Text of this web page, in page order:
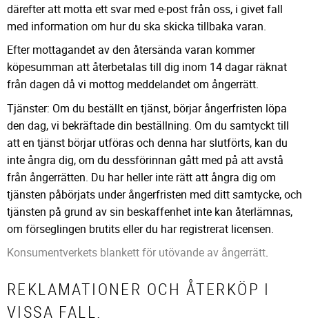
därefter att motta ett svar med e-post från oss, i givet fall
med information om hur du ska skicka tillbaka varan.
Efter mottagandet av den återsända varan kommer
köpesumman att återbetalas till dig inom 14 dagar räknat
från dagen då vi mottog meddelandet om ångerrätt.
Tjänster: Om du beställt en tjänst, börjar ångerfristen löpa
den dag, vi bekräftade din beställning. Om du samtyckt till
att en tjänst börjar utföras och denna har slutförts, kan du
inte ångra dig, om du dessförinnan gått med på att avstå
från ångerrätten. Du har heller inte rätt att ångra dig om
tjänsten påbörjats under ångerfristen med ditt samtycke, och
tjänsten på grund av sin beskaffenhet inte kan återlämnas,
om förseglingen brutits eller du har registrerat licensen.
Konsumentverkets blankett för utövande av ångerrätt.
REKLAMATIONER OCH ÅTERKÖP I
VISSA FALL.